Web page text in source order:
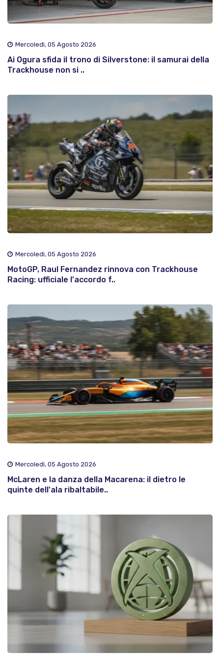
Mercoledì, 05 Agosto 2026
Ai Ogura sfida il trono di Silverstone: il samurai della
Trackhouse non si ..
Mercoledì, 05 Agosto 2026
MotoGP, Raul Fernandez rinnova con Trackhouse
Racing: ufficiale l'accordo f..
Mercoledì, 05 Agosto 2026
McLaren e la danza della Macarena: il dietro le
quinte dell'ala ribaltabile..